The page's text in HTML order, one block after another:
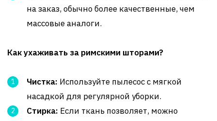
на заказ, обычно более качественные, чем
массовые аналоги.
Как ухаживать за римскими шторами?
Чистка: Используйте пылесос с мягкой
насадкой для регулярной уборки.
Стирка: Если ткань позволяет, можно